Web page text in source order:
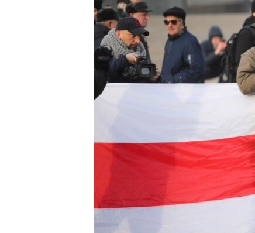
КРЫМ.НЕПОКОРЕННЫЙ
УКРАИНСКАЯ ПРОБЛЕМА КРЫМА